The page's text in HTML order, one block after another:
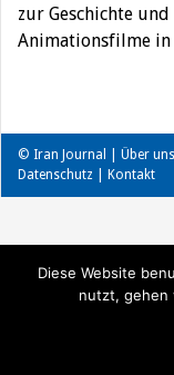
zur Geschichte
Animationsfilme
© Iran Journal | Über uns
Datenschutz
Kontakt
Diese Website
nutzt, gehen